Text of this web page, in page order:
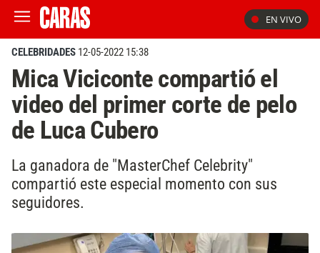
EN VIVO
CELEBRIDADES 12-05-2022 15:38
Mica Viciconte compartió el
video del primer corte de pelo
de Luca Cubero
La ganadora de "MasterChef Celebrity"
compartió este especial momento con sus
seguidores.